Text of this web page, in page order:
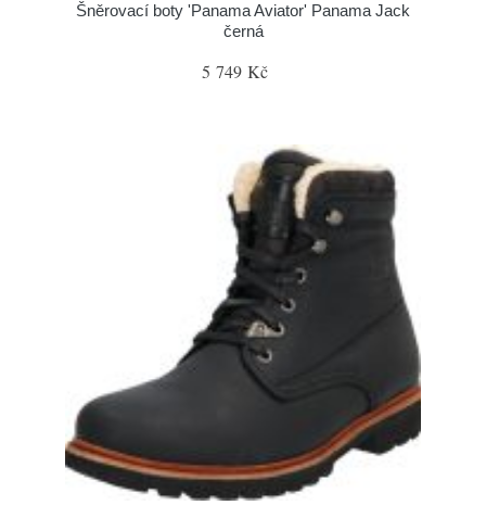
Šněrovací boty 'Panama Aviator' Panama Jack
černá
5 749 Kč